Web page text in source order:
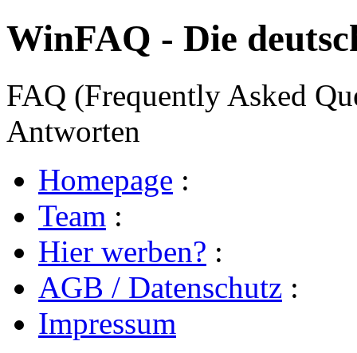
WinFAQ - Die
FAQ (Frequently Asked
Antworten
Homepage :
Team :
Hier werben? :
AGB / Datenschutz :
Impressum